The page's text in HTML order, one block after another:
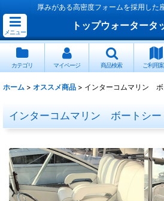
厚みがある高密度フォームを採用した
メニュー
トップウォータータ
カテゴリ マイページ 商品検索 ご利用
ホーム > オススメ商品 > インターコムマリン ボ
インターコムマリン ボートシー